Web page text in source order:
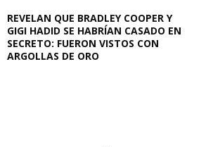
REVELAN QUE BRADLEY COOPER Y
GIGI HADID SE HABRÍAN CASADO EN
SECRETO: FUERON VISTOS CON
ARGOLLAS DE ORO